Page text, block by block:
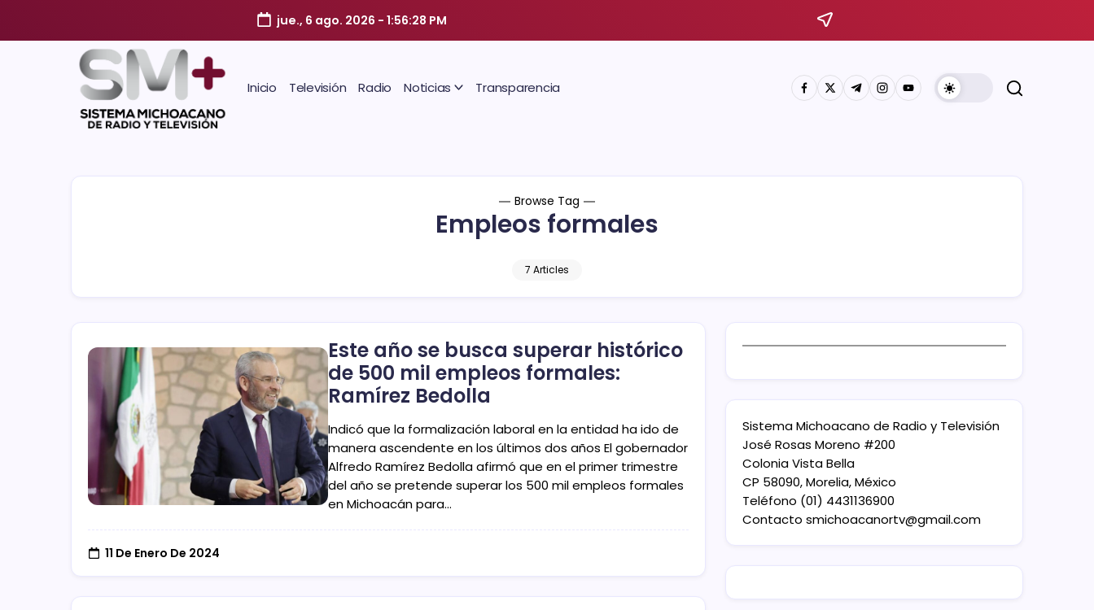
jue., 6 ago. 2026 - 1:56:29 PM
Inicio Televisión Radio Noticias Transparencia
Browse Tag
Empleos formales
7 Articles
Este año se busca superar histórico
de 500 mil empleos formales:
Ramírez Bedolla
Indicó que la formalización laboral en la entidad ha ido de
manera ascendente en los últimos dos años El gobernador
Alfredo Ramírez Bedolla afirmó que en el primer trimestre
del año se pretende superar los 500 mil empleos formales
en Michoacán para…
11 De Enero De 2024
Sistema Michoacano de Radio y Televisión
José Rosas Moreno #200
Colonia Vista Bella
CP 58090, Morelia, México
Teléfono (01) 4431136900
Contacto smichoacanortv@gmail.com